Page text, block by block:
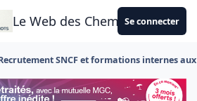
Le Web des CheminotsSe connecter
SNCF et formations internes